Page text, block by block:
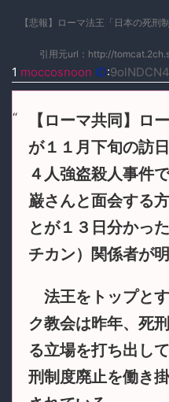
【悲報】ローマ法王「日本の死
引用元url：http://
1 moccosnoon ID:
【ローマ共同】ロ
が１１月下旬の訪
４人強盗殺人事件
巌さんと面会する
とが１３日分かっ
チカン）関係者が
法王をトップと
ク教会は昨年、死
る立場を打ち出し
刑制度廃止を働き